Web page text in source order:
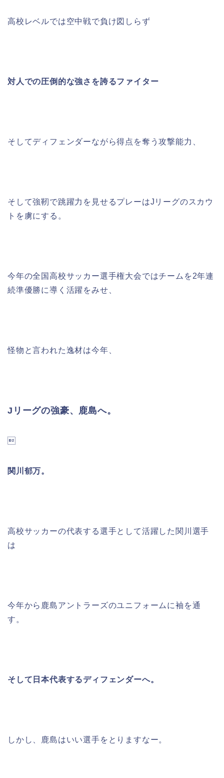
高校レベルでは空中戦で負け図しらず
対人での圧倒的な強さを誇るファイター
そしてディフェンダーながら得点を奪う攻撃能力、
そして強靭で跳躍力を見せるプレーはJ リーグのスカウ
トを虜にする。
今年の全国高校サッカー選手権大会ではチームを2年連
続準優勝に導く活躍をみせ、
怪物と言われた逸材は今年、
Jリーグの強豪、鹿島へ。

関川郁万。
高校サッカーの代表する選手として活躍した関川選手
は
今年から鹿島アントラーズのユニフォームに袖を通
す。
そして日本代表するディフェンダーへ。
しかし、鹿島はいい選手をとりますなー。